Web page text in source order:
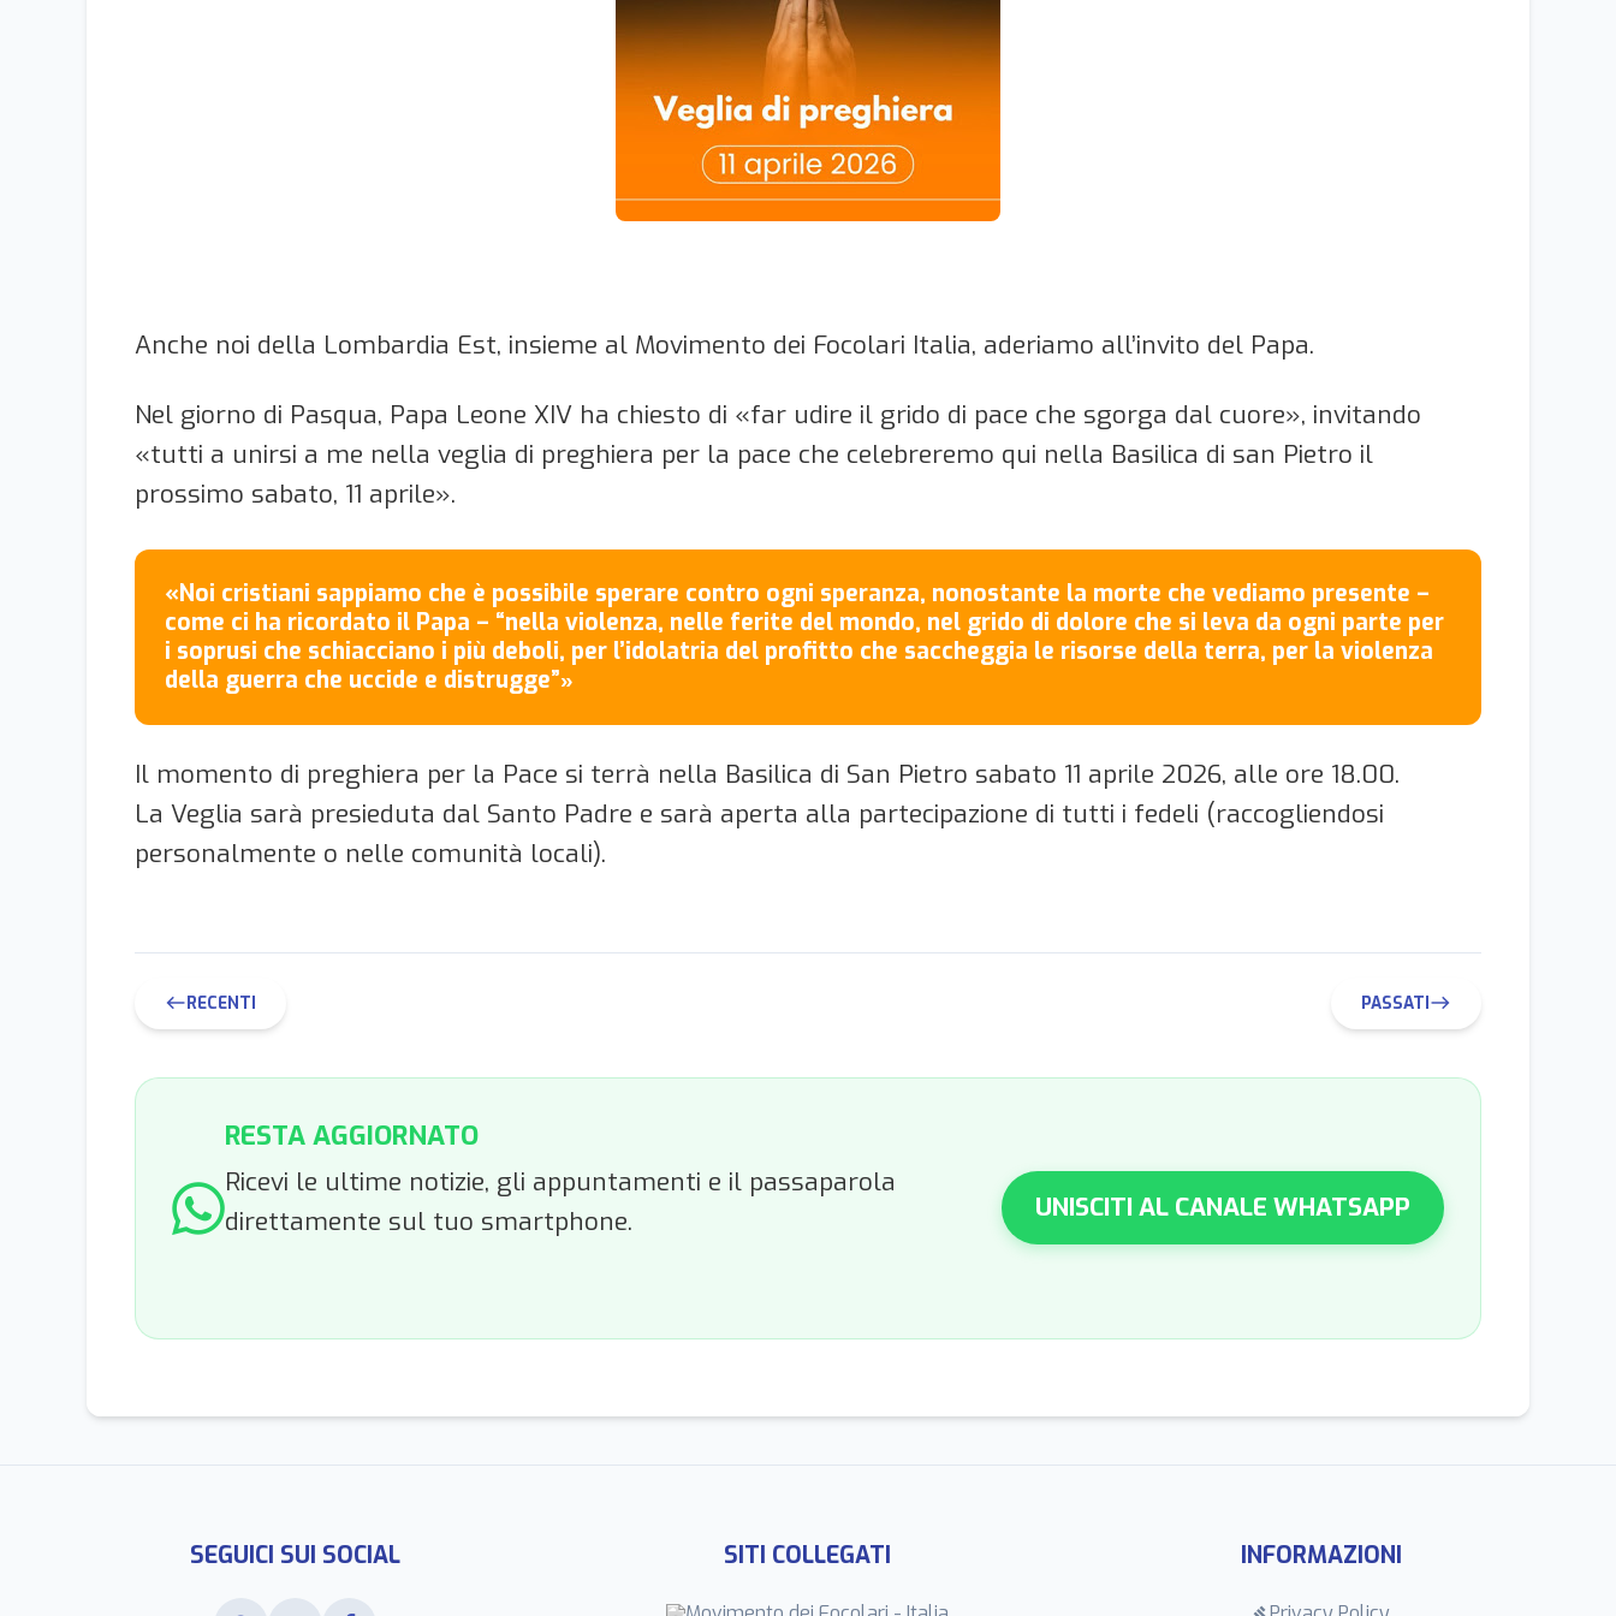
Anche noi della Lombardia Est, insieme al Movimento dei Focolari Italia, aderiamo all’invito del Papa.
Nel giorno di Pasqua, Papa Leone XIV ha chiesto di «far udire il grido di pace che sgorga dal cuore», invitando
«tutti a unirsi a me nella veglia di preghiera per la pace che celebreremo qui nella Basilica di san Pietro il
prossimo sabato, 11 aprile».
«Noi cristiani sappiamo che è possibile sperare contro ogni speranza, nonostante la morte che vediamo presente –
come ci ha ricordato il Papa – “nella violenza, nelle ferite del mondo, nel grido di dolore che si leva da ogni parte per
i soprusi che schiacciano i più deboli, per l’idolatria del profitto che saccheggia le risorse della terra, per la violenza
della guerra che uccide e distrugge”»
Il momento di preghiera per la Pace si terrà nella Basilica di San Pietro sabato 11 aprile 2026, alle ore 18.00.
La Veglia sarà presieduta dal Santo Padre e sarà aperta alla partecipazione di tutti i fedeli (raccogliendosi
personalmente o nelle comunità locali).
westRECENTI PASSATIeast
RESTA AGGIORNATO
Ricevi le ultime notizie, gli appuntamenti e il passaparola
direttamente sul tuo smartphone.
UNISCITI AL CANALE WHATSAPP
SEGUICI SUI SOCIAL SITI COLLEGATI INFORMAZIONI